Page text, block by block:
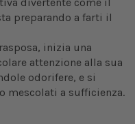
divertente come il
preparando a farti il
inizia una
attenzione alla sua
odorifere, e si
mescolati a sufficienza.